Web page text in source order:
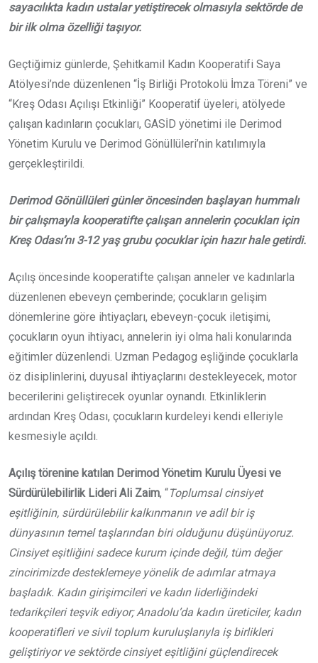
sayacılıkta kadın ustalar yetiştirecek olmasıyla sektörde de
bir ilk olma özelliği taşıyor.
Geçtiğimiz günlerde, Şehitkamil Kadın Kooperatifi Saya
Atölyesi’nde düzenlenen “İş Birliği Protokolü İmza Töreni” ve
“Kreş Odası Açılışı Etkinliği” Kooperatif üyeleri, atölyede
çalışan kadınların çocukları, GASİD yönetimi ile Derimod
Yönetim Kurulu ve Derimod Gönüllüleri’nin katılımıyla
gerçekleştirildi.
Derimod Gönüllüleri günler öncesinden başlayan hummalı
bir çalışmayla kooperatifte çalışan annelerin çocukları için
Kreş Odası’nı 3-12 yaş grubu çocuklar için hazır hale getirdi.
Açılış öncesinde kooperatifte çalışan anneler ve kadınlarla
düzenlenen ebeveyn çemberinde; çocukların gelişim
dönemlerine göre ihtiyaçları, ebeveyn-çocuk iletişimi,
çocukların oyun ihtiyacı, annelerin iyi olma hali konularında
eğitimler düzenlendi. Uzman Pedagog eşliğinde çocuklarla
öz disiplinlerini, duyusal ihtiyaçlarını destekleyecek, motor
becerilerini geliştirecek oyunlar oynandı. Etkinliklerin
ardından Kreş Odası, çocukların kurdeleyi kendi elleriyle
kesmesiyle açıldı.
Açılış törenine katılan Derimod Yönetim Kurulu Üyesi ve
Sürdürülebilirlik Lideri Ali Zaim, “Toplumsal cinsiyet
eşitliğinin, sürdürülebilir kalkınmanın ve adil bir iş
dünyasının temel taşlarından biri olduğunu düşünüyoruz.
Cinsiyet eşitliğini sadece kurum içinde değil, tüm değer
zincirimizde desteklemeye yönelik de adımlar atmaya
başladık. Kadın girişimcileri ve kadın liderliğindeki
tedarikçileri teşvik ediyor; Anadolu’da kadın üreticiler, kadın
kooperatifleri ve sivil toplum kuruluşlarıyla iş birlikleri
geliştiriyor ve sektörde cinsiyet eşitliğini güçlendirecek